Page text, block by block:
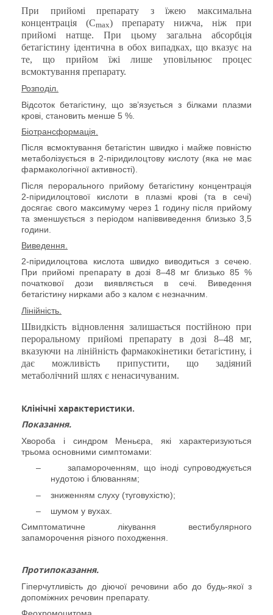
При прийомі препарату з їжею максимальна
концентрація (Cmax) препарату нижча, ніж при
прийомі натще. При цьому загальна абсорбція
бетагістину ідентична в обох випадках, що вказує на
те, що прийом їжі лише уповільнює процес
всмоктування препарату.
Розподіл.
Відсоток бетагістину, що зв’язується з білками плазми
крові, становить менше 5 %.
Біотрансформація.
Після всмоктування бетагістин швидко і майже повністю
метаболізується в 2-піридилоцтову кислоту (яка не має
фармакологічної активності).
Після перорального прийому бетагістину концентрація
2-піридилоцтової кислоти в плазмі крові (та в сечі)
досягає свого максимуму через 1 годину після прийому
та зменшується з періодом напіввиведення близько 3,5
години.
Виведення
2-піридилоцтова кислота швидко виводиться з сечею.
При прийомі препарату в дозі 8–48 мг близько 85 %
початкової дози виявляється в сечі. Виведення
бетагістину нирками або з калом є незначним.
Лінійність.
Швидкість відновлення залишається постійною при
пероральному прийомі
препарату в дозі 8–48 мг,
вказуючи на лінійність фармакокінетики бетагістину, і
дає можливість припустити, що задіяний
метаболічний шлях є ненасичуваним.
Клінічні характеристики.
Показання.
Хвороба і синдром Меньєра, які характеризуються
трьома основними симптомами:
–
запамороченням, що іноді супроводжується
нудотою і блюванням;
–
зниженням слуху (туговухістю);
–
шумом у вухах.
Симптоматичне лікування вестибулярного
запаморочення різного походження.
Протипоказання.
Гіперчутливість до діючої речовини або до будь-якої з
допоміжних речовин препарату.